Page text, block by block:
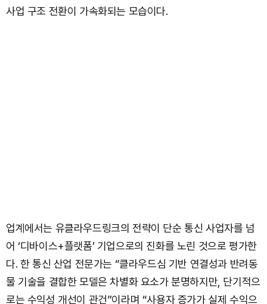
사업 구조 전환이 가속화되는 모습이다.
업계에서는 유클라우드링크의 전략이 단순 통신 사업자를 넘
어 ‘디바이스+플랫폼’ 기업으로의 진화를 노린 것으로 평가한
다. 한 통신 산업 전문가는 “클라우드심 기반 연결성과 반려동
물 기술을 결합한 모델은 차별화 요소가 분명하지만, 단기적으
로는 수익성 개선이 관건”이라며 “사용자 증가가 실제 수익으